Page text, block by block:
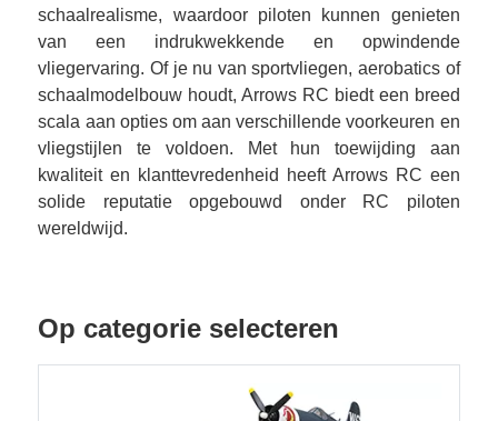
schaalrealisme, waardoor piloten kunnen genieten
van een indrukwekkende en opwindende
vliegervaring. Of je nu van sportvliegen, aerobatics of
schaalmodelbouw houdt, Arrows RC biedt een breed
scala aan opties om aan verschillende voorkeuren en
vliegstijlen te voldoen. Met hun toewijding aan
kwaliteit en klanttevredenheid heeft Arrows RC een
solide reputatie opgebouwd onder RC piloten
wereldwijd.
Op categorie selecteren